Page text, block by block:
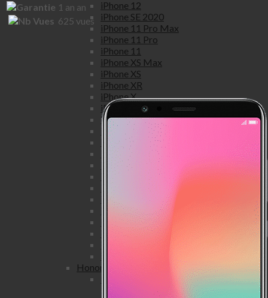
iPhone 12
iPhone SE 2020
iPhone 11 Pro Max
iPhone 11 Pro
iPhone 11
iPhone XS Max
iPhone XS
iPhone XR
iPhone X
iPhone 8 Plus
iPhone 8
iPhone 7 Plus
iPhone 7
iPhone SE
iPhone 6S Plus
iPhone 6S
iPhone 6 Plus
iPhone 6
iPhone 5S
iPhone 5C
iPhone 5
iPhone 4S
iPhone 4
Honor
Honor view
Honor View 20
1 an an
625 vues